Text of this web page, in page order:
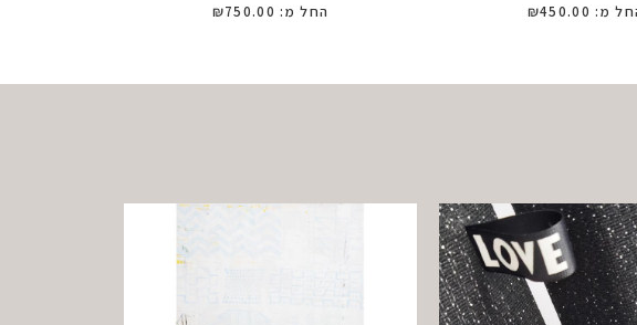
מ: ₪450.00 החל מ: ₪750.00